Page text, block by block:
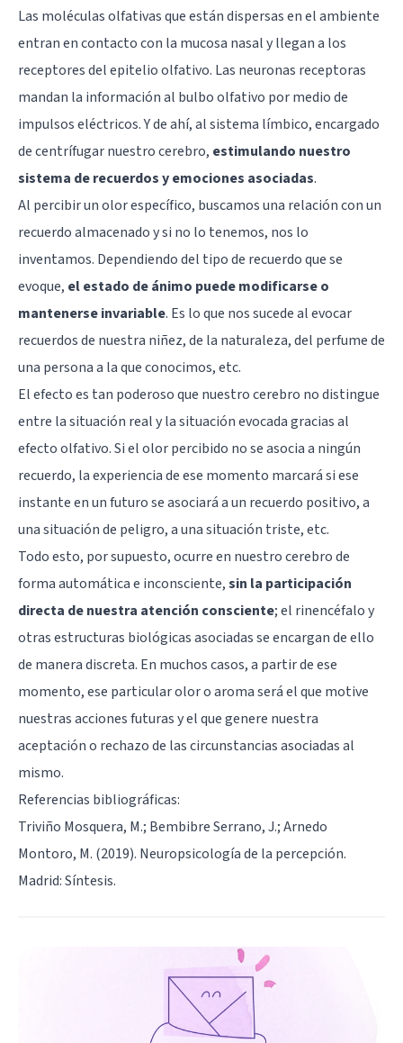
Las moléculas olfativas que están dispersas en el ambiente
entran en contacto con la mucosa nasal y llegan a los
receptores del epitelio olfativo. Las neuronas receptoras
mandan la información al bulbo olfativo por medio de
impulsos eléctricos. Y de ahí, al sistema límbico, encargado
de centrífugar nuestro cerebro, estimulando nuestro
sistema de recuerdos y emociones asociadas.
Al percibir un olor específico, buscamos una relación con un
recuerdo almacenado y si no lo tenemos, nos lo
inventamos. Dependiendo del tipo de recuerdo que se
evoque, el estado de ánimo puede modificarse o
mantenerse invariable. Es lo que nos sucede al evocar
recuerdos de nuestra niñez, de la naturaleza, del perfume de
una persona a la que conocimos, etc.
El efecto es tan poderoso que nuestro cerebro no distingue
entre la situación real y la situación evocada gracias al
efecto olfativo. Si el olor percibido no se asocia a ningún
recuerdo, la experiencia de ese momento marcará si ese
instante en un futuro se asociará a un recuerdo positivo, a
una situación de peligro, a una situación triste, etc.
Todo esto, por supuesto, ocurre en nuestro cerebro de
forma automática e inconsciente,sin la participación
directa de nuestra atención consciente; el rinencéfalo y
otras estructuras biológicas asociadas se encargan de ello
de manera discreta. En muchos casos, a partir de ese
momento, ese particular olor o aroma será el que motive
nuestras acciones futuras y el que genere nuestra
aceptación o rechazo de las circunstancias asociadas al
mismo.
Referencias bibliográficas:
Triviño Mosquera, M.; Bembibre Serrano, J.; Arnedo
Montoro, M. (2019). Neuropsicología de la percepción.
Madrid: Síntesis.